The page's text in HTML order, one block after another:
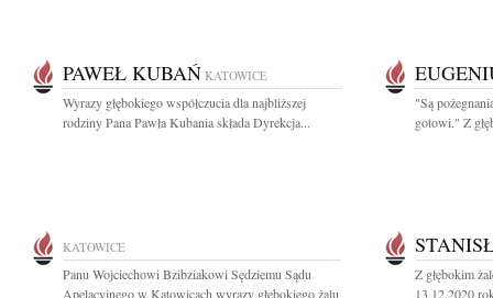
PAWEŁ KUBAŃ KATOWICE
Wyrazy głębokiego współczucia dla najbliższej
rodziny Pana Pawła Kubania składa Dyrekcja...
"Są
gotowi." Z
KATOWICE
Panu Wojciechowi Bzibziakowi Sędziemu Sądu
Apelacyjnego w Katowicach wyrazy głębokiego żalu
Z głębokim
13.12.2020